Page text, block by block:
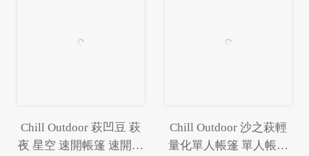
Chill Outdoor 萩凹豆 萩
夜 星空 速開帳篷 速開篷
Chill Outdoor 沙之萩輕
量化單人帳篷 單人帳篷